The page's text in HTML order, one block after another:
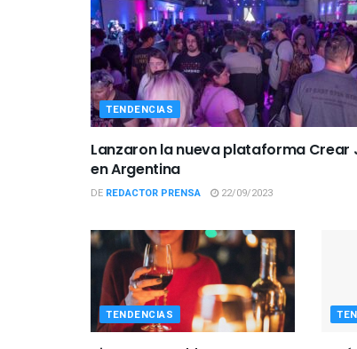
TENDENCIAS
Lanzaron la nueva plataforma Crear
en Argentina
DE REDACTOR PRENSA 22/09/2023
TENDENCIAS